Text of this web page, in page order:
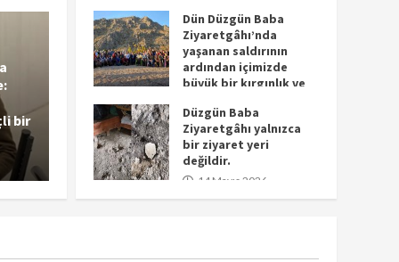
Köln kentinde
Ol” festivalinin
sağladık.
Dün Düzgün Baba
Ziyaretgâhı’nda
yaşanan saldırının
ardından içimizde
büyük bir kırgınlık ve
15 Mayıs 2026
Düzgün Baba
Ziyaretgâhı yalnızca
bir ziyaret yeri
değildir.
14 Mayıs 2026
bir